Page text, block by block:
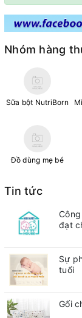
Nhóm hàng
Sữa bột NutriBorn
Đồ dùng mẹ bé
Tin tức
đạt
Sự
tuổi
Gối